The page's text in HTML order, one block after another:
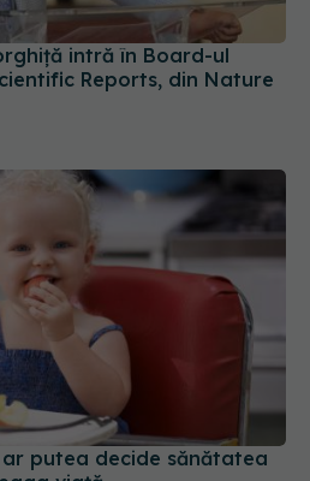
intră în Board-ul
Reports, din Nature
ar putea decide sănătatea